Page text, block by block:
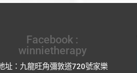
Facebook :
winnietherapy
址：九龍旺角彌敦道720號家樂